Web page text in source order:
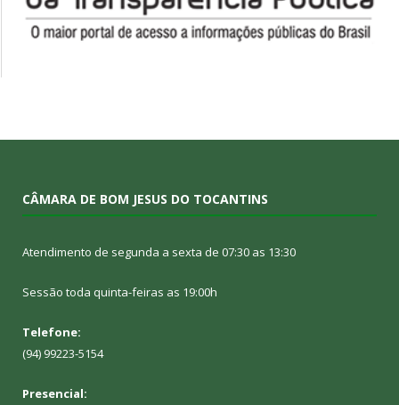
CÂMARA DE BOM JESUS DO TOCANTINS
Atendimento de segunda a sexta de 07:30 as 13:30
Sessão toda quinta-feiras as 19:00h
Telefone:
(94) 99223-5154
Presencial: